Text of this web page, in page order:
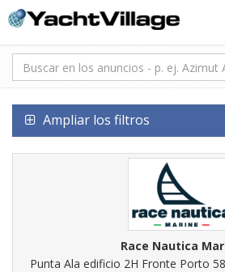
Ampliar los filtros
Race Nautica
Punta Ala edificio 2H Fronte Porto